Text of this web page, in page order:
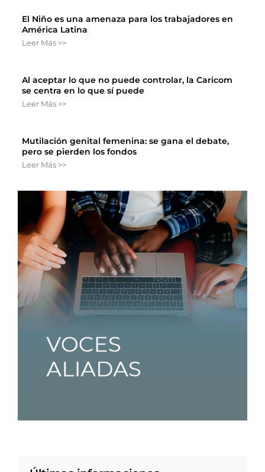
El Niño es una amenaza para los trabajadores en
América Latina
Leer Más >>
Al aceptar lo que no puede controlar, la Caricom
se centra en lo que sí puede
Leer Más >>
Mutilación genital femenina: se gana el debate,
pero se pierden los fondos
Leer Más >>